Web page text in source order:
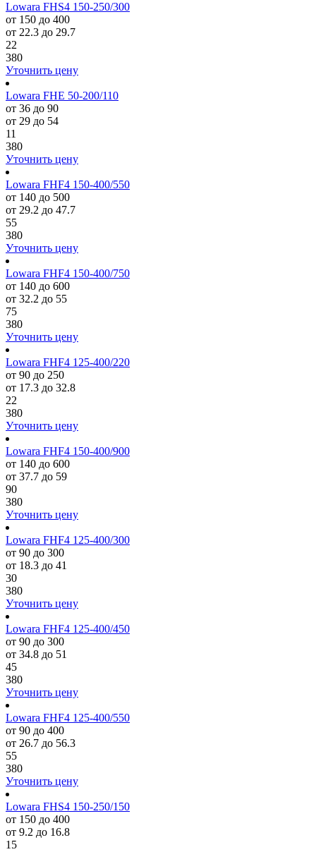
Lowara FHS4 150-250/300
от 150 до 400
от 22.3 до 29.7
22
380
Уточнить цену
Lowara FHE 50-200/110
от 36 до 90
от 29 до 54
11
380
Уточнить цену
Lowara FHF4 150-400/550
от 140 до 500
от 29.2 до 47.7
55
380
Уточнить цену
Lowara FHF4 150-400/750
от 140 до 600
от 32.2 до 55
75
380
Уточнить цену
Lowara FHF4 125-400/220
от 90 до 250
от 17.3 до 32.8
22
380
Уточнить цену
Lowara FHF4 150-400/900
от 140 до 600
от 37.7 до 59
90
380
Уточнить цену
Lowara FHF4 125-400/300
от 90 до 300
от 18.3 до 41
30
380
Уточнить цену
Lowara FHF4 125-400/450
от 90 до 300
от 34.8 до 51
45
380
Уточнить цену
Lowara FHF4 125-400/550
от 90 до 400
от 26.7 до 56.3
55
380
Уточнить цену
Lowara FHS4 150-250/150
от 150 до 400
от 9.2 до 16.8
15